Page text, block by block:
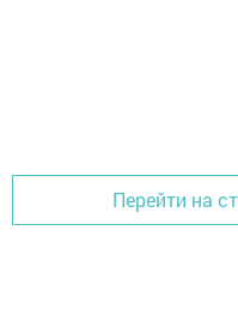
Перейти на